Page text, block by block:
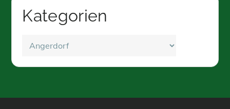
Kategorien
Kategorien